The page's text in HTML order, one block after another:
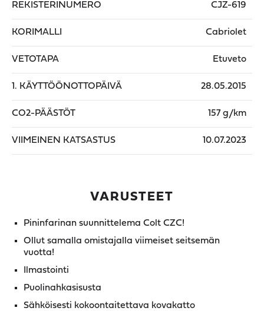
REKISTERINUMERO CJZ-619
KORIMALLI Cabriolet
VETOTAPA Etuveto
1. KÄYTTÖÖNOTTOPÄIVÄ 28.05.2015
CO2-PÄÄSTÖT 157 g/km
VIIMEINEN KATSASTUS 10.07.2023
VARUSTEET
Pininfarinan suunnittelema Colt CZC!
Ollut samalla omistajalla viimeiset seitsemän
vuotta!
Ilmastointi
Puolinahkasisusta
Sähköisesti kokoontaitettava kovakatto